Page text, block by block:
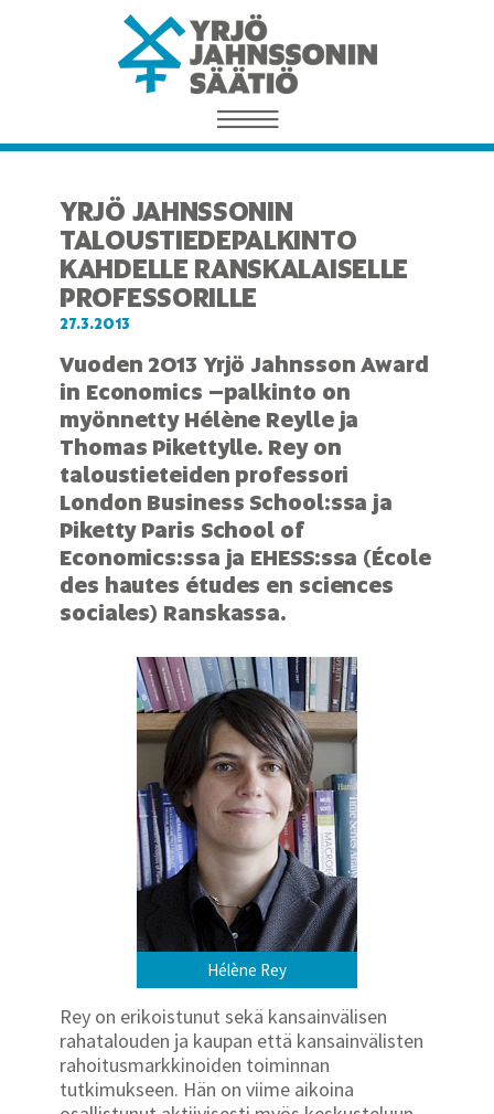
YRJÖ JAHNSSONIN
TALOUSTIEDEPALKINTO
KAHDELLE RANSKALAISELLE
PROFESSORILLE
27.3.2013
Vuoden 2013 Yrjö Jahnsson Award
in Economics –palkinto on
myönnetty Hélène Reylle ja
Thomas Pikettylle. Rey on
taloustieteiden professori
London Business School:ssa ja
Piketty Paris School of
Economics:ssa ja EHESS:ssa (École
des hautes études en sciences
sociales) Ranskassa.
Hélène Rey
Rey on erikoistunut sekä kansainvälisen
rahatalouden ja kaupan että kansainvälisten
rahoitusmarkkinoiden toiminnan
tutkimukseen. Hän on viime aikoina